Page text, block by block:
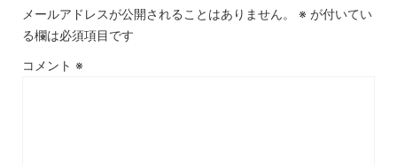
メールアドレスが公開されることはありません。 ※ が付いてい
る欄は必須項目です
コメント ※